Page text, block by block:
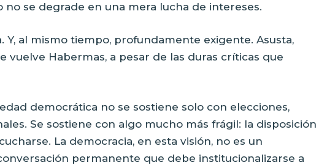
no se degrade en una mera lucha de intereses.
Y, al mismo tiempo, profundamente exigente. Asusta,
vuelve Habermas, a pesar de las duras críticas que
democrática no se sostiene solo con elecciones,
Se sostiene con algo mucho más frágil: la disposición
La democracia, en esta visión, no es un
permanente que debe institucionalizarse a